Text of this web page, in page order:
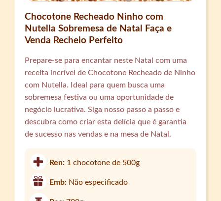
Chocotone Recheado Ninho com
Nutella Sobremesa de Natal Faça e
Venda Recheio Perfeito
Prepare-se para encantar neste Natal com uma
receita incrível de Chocotone Recheado de Ninho
com Nutella. Ideal para quem busca uma
sobremesa festiva ou uma oportunidade de
negócio lucrativa. Siga nosso passo a passo e
descubra como criar esta delícia que é garantia
de sucesso nas vendas e na mesa de Natal.
Ren: 1 chocotone de 500g
Emb: Não especificado